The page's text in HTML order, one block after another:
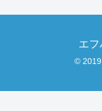
エ
© 2019